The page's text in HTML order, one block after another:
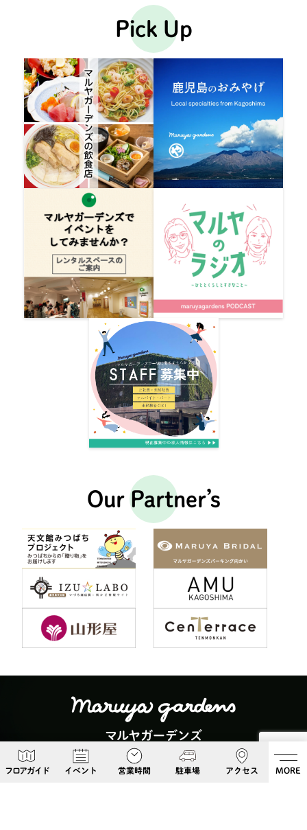
フロアガイド イベント 営業時間 駐車場 アクセス MORE
Pick Up
Our Partner’s
マルヤガーデンズ
〒892-0826 鹿児島県鹿児島市呉服町６−５